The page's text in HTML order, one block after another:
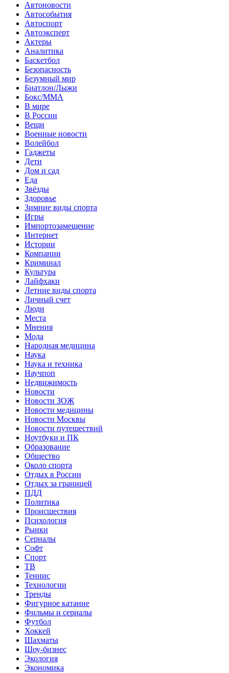
Автоновости
Автособытия
Автоспорт
Автоэксперт
Актеры
Аналитика
Баскетбол
Безопасность
Безумный мир
Биатлон/Лыжи
Бокс/MMA
В мире
В России
Вещи
Военные новости
Волейбол
Гаджеты
Дети
Дом и сад
Еда
Звёзды
Здоровье
Зимние виды спорта
Игры
Импортозамещение
Интернет
Истории
Компании
Криминал
Культура
Лайфхаки
Летние виды спорта
Личный счет
Люди
Места
Мнения
Мода
Народная медицина
Наука
Наука и техника
Научпоп
Недвижимость
Новости
Новости ЗОЖ
Новости медицины
Новости Москвы
Новости путешествий
Ноутбуки и ПК
Образование
Общество
Около спорта
Отдых в России
Отдых за границей
ПДД
Политика
Происшествия
Психология
Рынки
Сериалы
Софт
Спорт
ТВ
Теннис
Технологии
Тренды
Фигурное катание
Фильмы и сериалы
Футбол
Хоккей
Шахматы
Шоу-бизнес
Экология
Экономика